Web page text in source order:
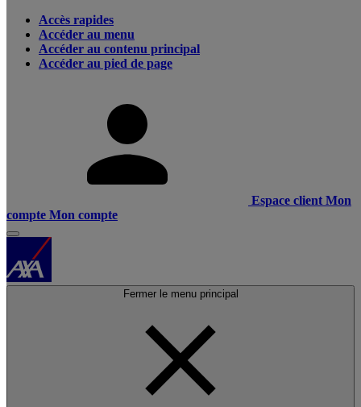
Accès rapides
Accéder au menu
Accéder au contenu principal
Accéder au pied de page
Espace client Mon
compte Mon compte
Fermer le menu principal